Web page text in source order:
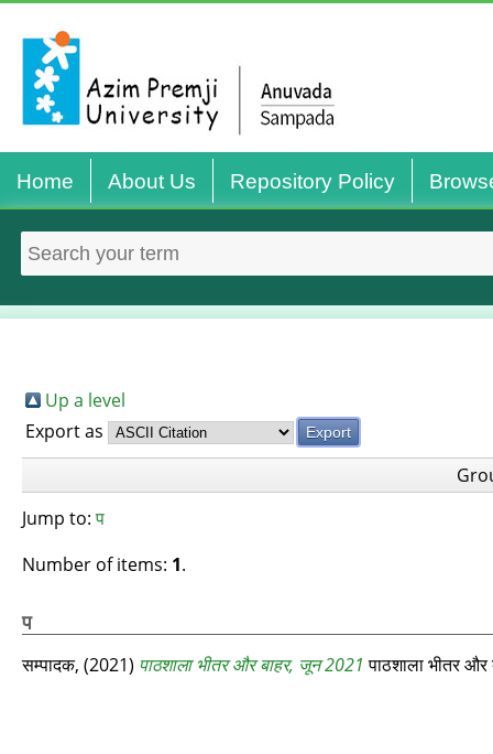
Home About Us Repository Policy
Up a level
Export as
Jump to:प
Number of items: 1.
प
सम्‍पादक, (2021) पाठशाला भीतर और बाहर, जून 2021 पाठशाला भीतर